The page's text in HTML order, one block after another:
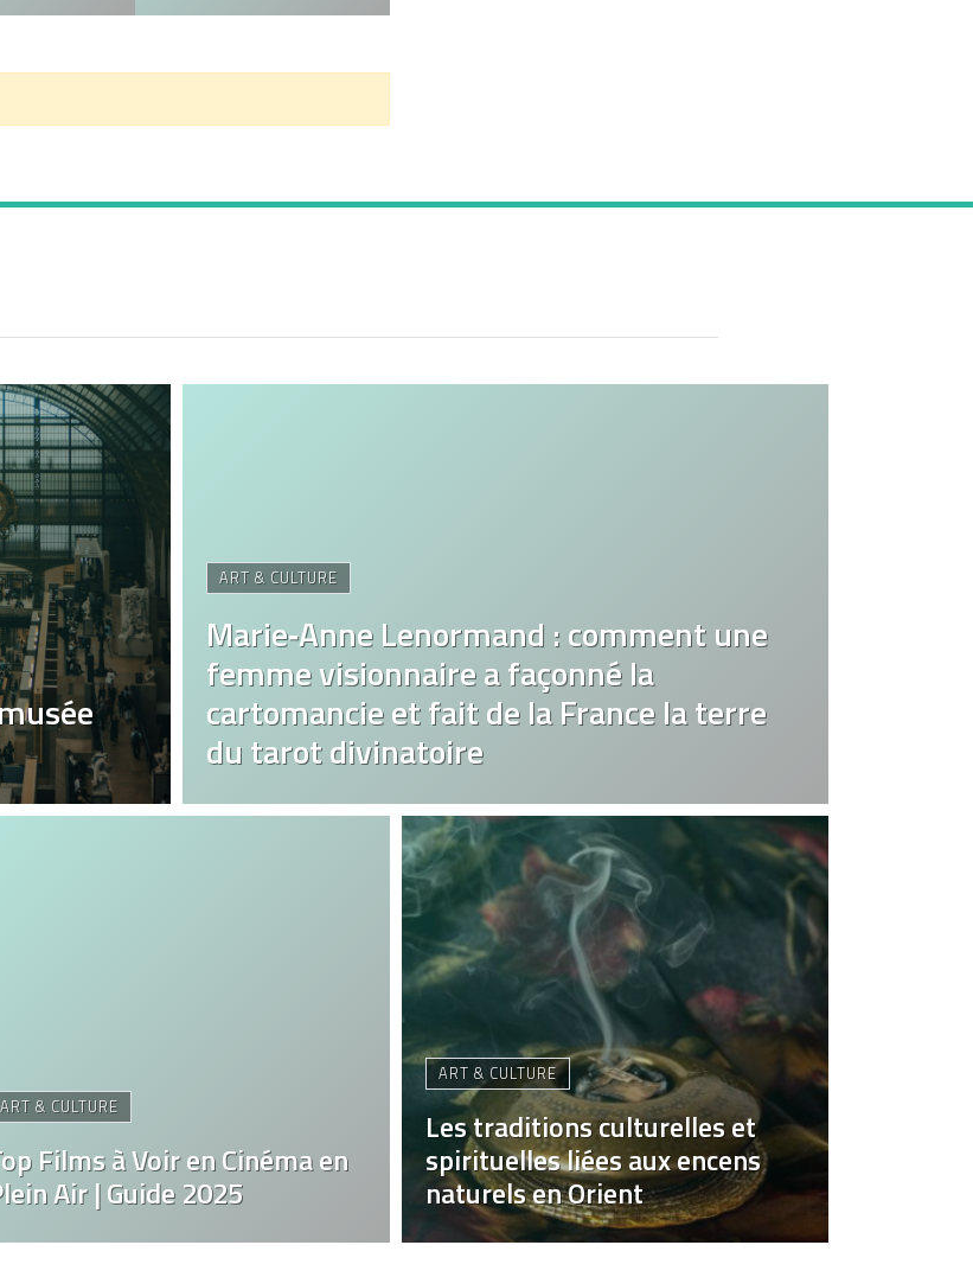
ART & CULTURE
Marie‑Anne Lenormand : comment une
femme visionnaire a façonné la
cartomancie et fait de la France la terre
du tarot divinatoire
ART & CULTURE
Films à Voir en Cinéma en
Air | Guide 2025
ART & CULTURE
Les traditions culturelles et
spirituelles liées aux encens
naturels en Orient